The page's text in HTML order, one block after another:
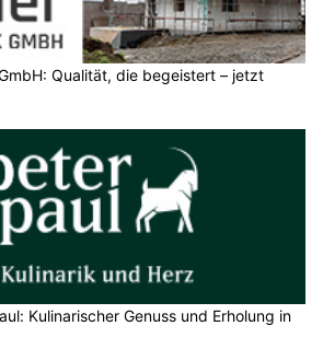
Qualität, die begeistert – jetzt
Kulinarischer Genuss und Erholung in